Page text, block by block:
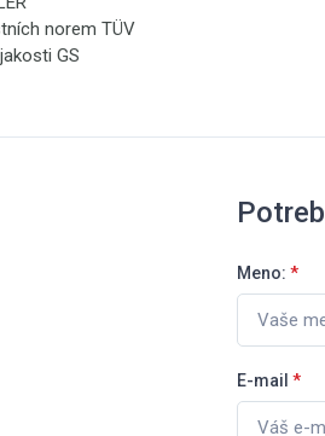
norem TÜV
GS
Meno: *
E-mail *